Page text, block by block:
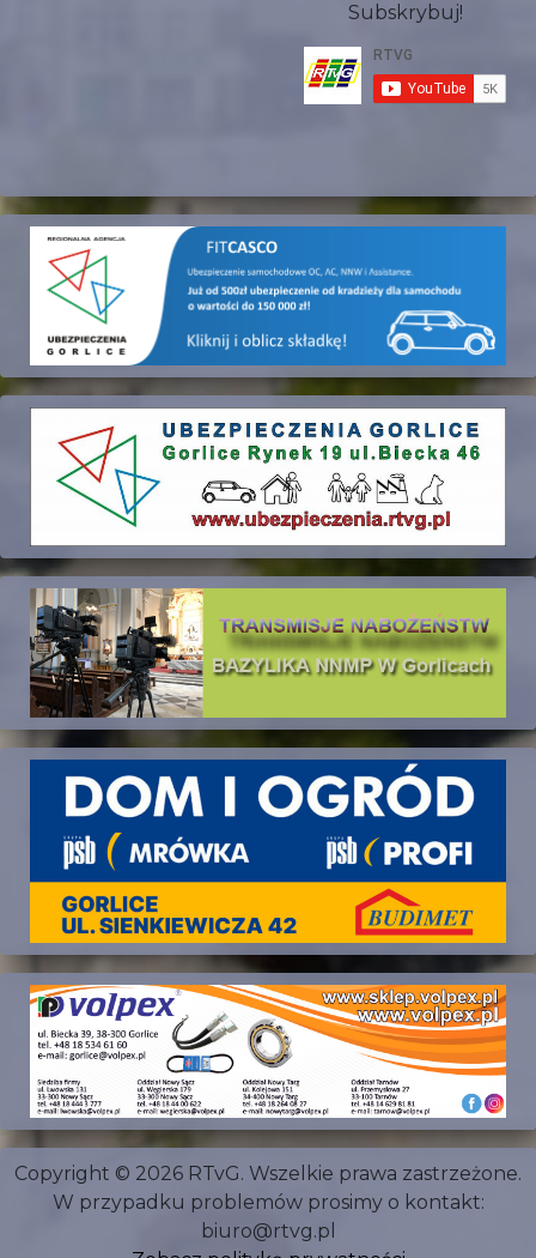
Subskrybuj!
Copyright © 2026 RTvG. Wszelkie prawa zastrzeżone.
W przypadku problemów prosimy o kontakt:
biuro@rtvg.pl